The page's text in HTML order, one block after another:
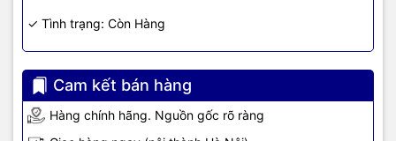
✓ Tình trạng: Còn Hàng
Cam kết bán hàng
Hàng chính hãng. Nguồn gốc rõ ràng
- Low-Latency Queuing (LLQ)
- Class-Based WFQ (CBWFQ)
- Class-Based Traffic Shaping (CBTS)